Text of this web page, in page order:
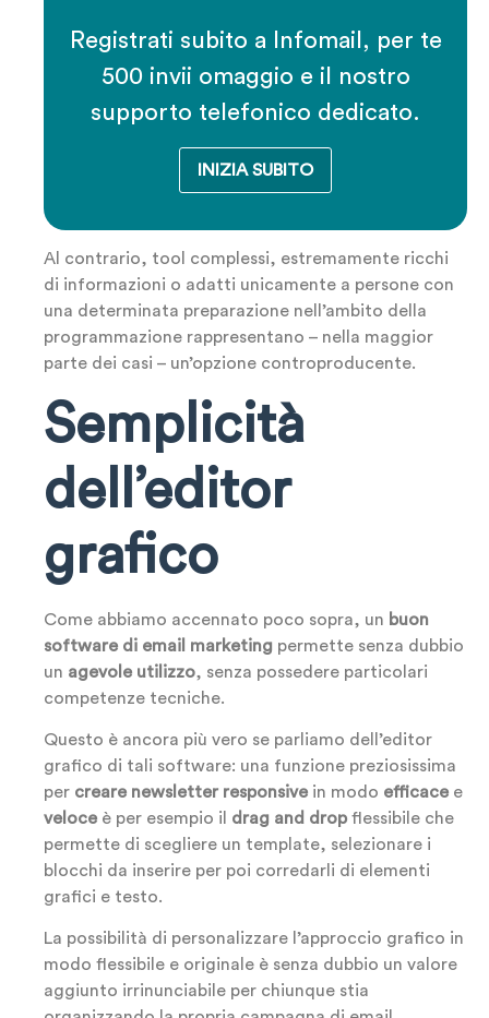
Registrati subito a Infomail, per te
500 invii omaggio e il nostro
supporto telefonico dedicato.
INIZIA SUBITO
Al contrario, tool complessi, estremamente ricchi
di informazioni o adatti unicamente a persone con
una determinata preparazione nell’ambito della
programmazione rappresentano – nella maggior
parte dei casi – un’opzione controproducente.
Semplicità
dell’editor
grafico
Come abbiamo accennato poco sopra, un buon
software di email marketing permette senza dubbio
un agevole utilizzo, senza possedere particolari
competenze tecniche.
Questo è ancora più vero se parliamo dell’editor
grafico di tali software: una funzione preziosissima
per creare newsletter responsive in modo efficace e
veloce è per esempio il drag and drop flessibile che
permette di scegliere un template, selezionare i
blocchi da inserire per poi corredarli di elementi
grafici e testo.
La possibilità di personalizzare l’approccio grafico in
modo flessibile e originale è senza dubbio un valore
aggiunto irrinunciabile per chiunque stia